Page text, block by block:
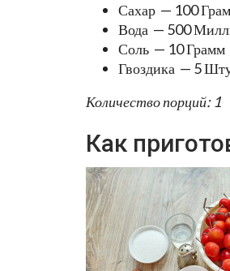
Сахар — 100
Вода — 500
Соль — 10 Грамм
Гвоздика — 5
Количество порций: 1
Как